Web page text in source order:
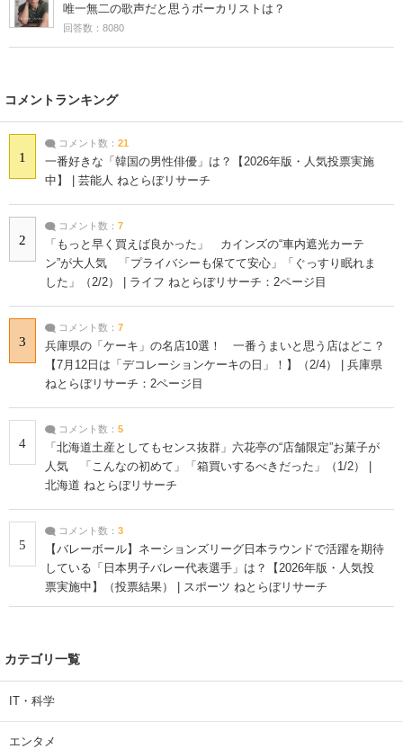
唯一無二の歌声だと思うボーカリストは？
回答数：8080
コメントランキング
1
コメント数： 21
一番好きな「韓国の男性俳優」は？【2026年版・人気投票実施
中】 | 芸能人 ねとらぼリサーチ
2
コメント数： 7
「もっと早く買えば良かった」 カインズの“車内遮光カーテ
ン”が大人気 「プライバシーも保てて安心」「ぐっすり眠れま
した」（2/2） | ライフ ねとらぼリサーチ：2ページ目
3
コメント数： 7
兵庫県の「ケーキ」の名店10選！ 一番うまいと思う店はどこ？
【7月12日は「デコレーションケーキの日」！】（2/4） | 兵庫県
ねとらぼリサーチ：2ページ目
4
コメント数： 5
「北海道土産としてもセンス抜群」六花亭の“店舗限定”お菓子が
人気 「こんなの初めて」「箱買いするべきだった」（1/2） |
北海道 ねとらぼリサーチ
5
コメント数： 3
【バレーボール】ネーションズリーグ日本ラウンドで活躍を期待
している「日本男子バレー代表選手」は？【2026年版・人気投
票実施中】（投票結果） | スポーツ ねとらぼリサーチ
カテゴリ一覧
IT・科学
エンタメ